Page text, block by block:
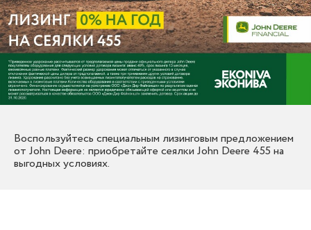
Воспользуйтесь специальным лизинговым предложением
от John Deere: приобретайте сеялки John Deere 455 на
выгодных условиях.